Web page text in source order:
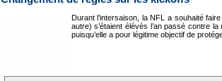
Durant l’intersaison, la NFL a souhaité
autre) s’étaient élévés l’an passé contre
puisqu’elle a pour légitime objectif de